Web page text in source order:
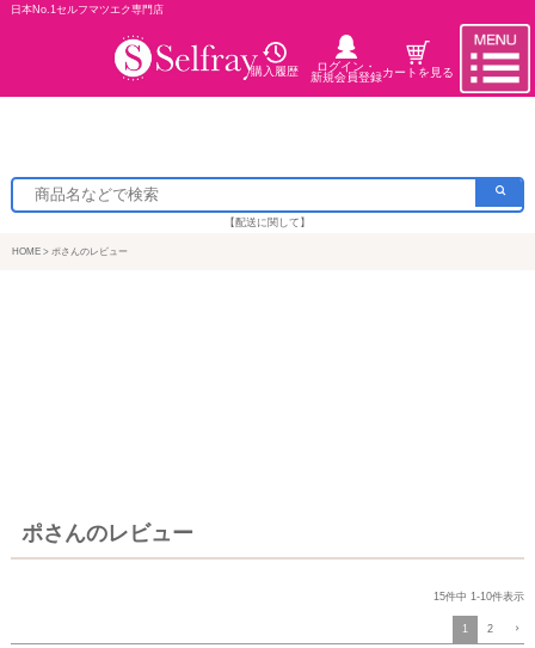
日本No.1セルフマツエク専門店
購入履歴
ログイン・
新規会員登録カートを見る
【配送に関して】
HOME ポさんのレビュー
ポさんのレビュー
15件中 1-10件表示
1 2